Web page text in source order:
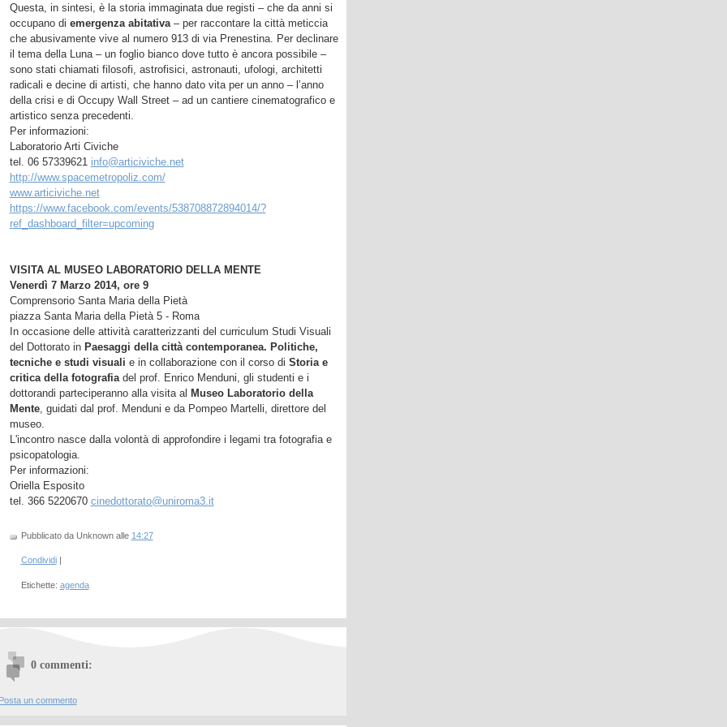
Questa, in sintesi, è la storia immaginata due registi – che da anni si
occupano di emergenza abitativa– per raccontare la città meticcia
che abusivamente vive al numero 913 di via Prenestina. Per declinare
il tema della Luna – un foglio bianco dove tutto è ancora possibile –
sono stati chiamati filosofi, astrofisici, astronauti, ufologi, architetti
radicali e decine di artisti, che hanno dato vita per un anno – l’anno
della crisi e di Occupy Wall Street – ad un cantiere cinematografico e
artistico senza precedenti.
Per informazioni:
Laboratorio Arti Civiche
tel. 06 57339621 info@articiviche.net
http://www.spacemetropoliz.com/
www.articiviche.net
https://www.facebook.com/events/538708872894014/?
ref_dashboard_filter=upcoming
VISITA AL MUSEO LABORATORIO DELLA MENTE
Venerdì 7 Marzo 2014, ore 9
Comprensorio Santa Maria della Pietà
piazza Santa Maria della Pietà 5 - Roma
In occasione delle attività caratterizzanti del curriculum Studi Visuali
del Dottorato in Paesaggi della città contemporanea. Politiche,
tecniche e studi visuali e in collaborazione con il corso di Storia e
critica della fotografia del prof. Enrico Menduni , gli studenti e i
dottorandi parteciperanno alla visita al Museo Laboratorio della
Mente, guidati dal prof. Menduni e da Pompeo Martelli, direttore del
museo.
L'incontro nasce dalla volontà di approfondire i legami tra fotografia e
psicopatologia.
Per informazioni:
Oriella Esposito
tel. 366 5220670 cinedottorato@uniroma3.it
Pubblicato da Unknown alle 14:27
Condividi
Etichette: agenda
0 commenti:
Posta un commento